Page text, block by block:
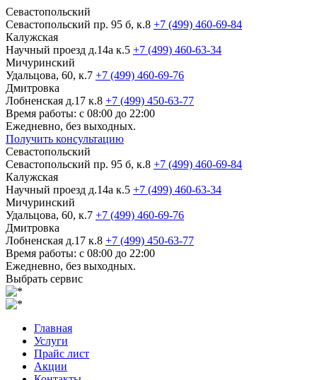
Севастопольский
Севастопольский пр. 95 б, к.8 +7 (499) 460-69-84
Калужская
Научный проезд д.14а к.5 +7 (499) 460-63-34
Мичуринский
Удальцова, 60, к.7 +7 (499) 460-69-76
Дмитровка
Лобненская д.17 к.8 +7 (499) 450-63-77
Время работы: с 08:00 до 22:00
Ежедневно, без выходных.
Получить консультацию
Севастопольский
Севастопольский пр. 95 б, к.8 +7 (499) 460-69-84
Калужская
Научный проезд д.14а к.5 +7 (499) 460-63-34
Мичуринский
Удальцова, 60, к.7 +7 (499) 460-69-76
Дмитровка
Лобненская д.17 к.8 +7 (499) 450-63-77
Время работы: с 08:00 до 22:00
Ежедневно, без выходных.
Выбрать сервис
Главная
Услуги
Прайс лист
Акции